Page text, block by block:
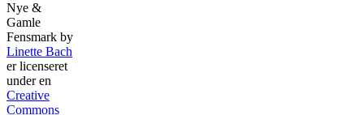
Nye &
Gamle
Fensmark by
Linette Bach
er licenseret
under en
Creative
Commons